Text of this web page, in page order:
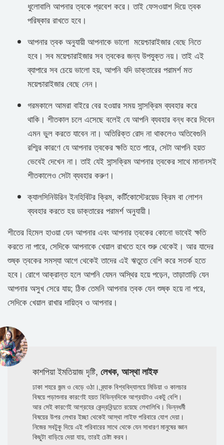
ধুলোবালি আপনার ত্বকে প্রবেশ করে। তাই ফেসওয়াশ দিয়ে ত্বক
পরিষ্কার রাখতে হবে।
আপনার ত্বক অনুযায়ী আপনাকে ভালো ময়েশ্চারাইজার বেছে নিতে
হবে। সব ময়েশ্চারাইজার সব ত্বকের জন্য উপযুক্ত নয়। তাই এই
ব্যাপারে সব চেয়ে ভালো হয়, আপনি যদি ডাক্তারের পরামর্শ মত
ময়েশ্চারাইজার বেছে নেন।
গরমকালে আমরা বাইরে বের হওয়ার সময় সান্সক্রিম ব্যবহার করে
থাকি। শীতকাল চলে এসেছে বলেই যে আপনি ব্যবহার বন্ধ করে দিবেন
এমন ভুল করতে যাবেন না। অতিরিক্ত রোদ না থাকলেও অতিবেগুনি
রশ্মির কারণে যে আপনার ত্বকের ক্ষতি হতে পারে, সেটা আপনি হয়ত
ভেবেই দেখেন না। তাই যেই সান্সক্রিম আপনার ত্বকের সাথে মানানসই
শীতকালেও সেটা ব্যবহার করুণ।
ক্যালসিনিউরিন ইনহিবিটর ক্রিম, কর্টিকোস্টেরয়েড ক্রিম বা লোশন
ব্যবহার করতে হয় ডাক্তারের পরামর্শ অনুযায়ী।
শীতের হিমেল হাওয়া যেন আপনার এবং আপনার ত্বকের কোনো ভাবেই ক্ষতি
করতে না পারে, সেদিকে আপনাকে খেয়াল রাখতে হবে শুরু থেকেই। আর যাদের
শুষ্ক ত্বকের সমস্যা আগে থেকেই তাদের এই ঋতুতে বেশি করে সতর্ক হতে
হবে। রোগে আক্রান্ত হলে আপনি যেমন অস্থির হয়ে পড়েন, তাড়াতাড়ি যেন
আপনার অসুখ সেরে যায়; ঠিক তেমনি আপনার ত্বক যেন শুষ্ক হয়ে না পরে,
সেদিকে খেয়াল রাখার দায়িত্ব ও আপনার।
কাশপিয়া ইমতিয়াজ দৃষ্টি, লেখক, আস্থা লাইফ
ঢাকা শহরে জন্ম ও বেড়ে ওঠা। ব্র্যাক বিশ্ববিদ্যালয়ে মিডিয়া ও কালচার
বিষয়ে পড়াশুনার কারণেই হয়ত বিভিন্নদিকে আগ্রহটাও একটু বেশি।
আর সেই কারণেই আগ্রহের কেন্দ্রবিন্দুতে রয়েছে লেখালিখি। ভিন্নধর্মী
বিষয়ের উপর লেখার ইচ্ছা থেকেই আস্থা লাইফ পরিবারে যোগ দেয়া।
নিজের সবটুকু দিয়ে এই পরিবারের সাথে থেকে যেন সাধারণ মানুষের জ্ঞান
কিছুটা বাড়িয়ে দেয়া যায়, তারই চেষ্টা করব।